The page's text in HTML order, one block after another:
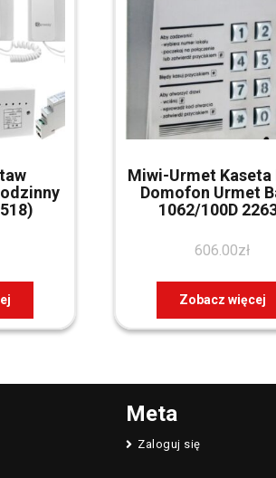
Miwi-Urmet Kaseta
Domofon Urmet
1062/100D
606.00zł
Zobacz więcej
Meta
Zaloguj się